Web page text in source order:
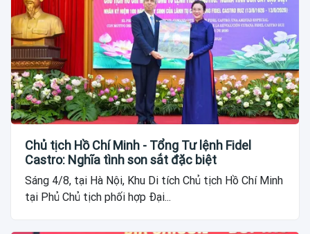
Chủ tịch Hồ Chí Minh - Tổng Tư lệnh Fidel
Castro: Nghĩa tình son sắt đặc biệt
Sáng 4/8, tại Hà Nội, Khu Di tích Chủ tịch Hồ Chí Minh
tại Phủ Chủ tịch phối hợp Đại...